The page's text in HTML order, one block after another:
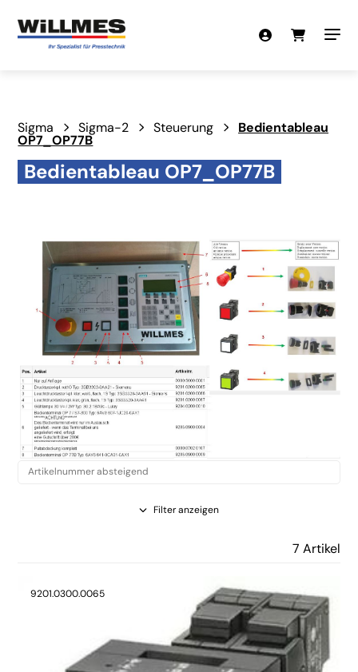
Sigma Sigma-2 Steuerung Bedientableau
OP7_OP77B
Bedientableau OP7_OP77B
Filter anzeigen
7 Artikel
9201.0300.0065